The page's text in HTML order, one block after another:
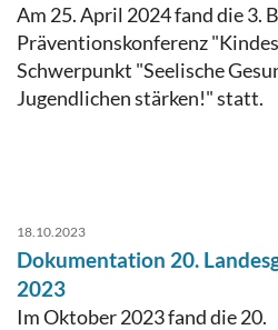
Am 25. April 2024 fand die 3.
Präventionskonferenz
Schwerpunkt "Seelische
Jugendlichen stärken!" statt.
18.10.2023
Dokumentation 20.
2023
Im Oktober 2023 fand die 20.